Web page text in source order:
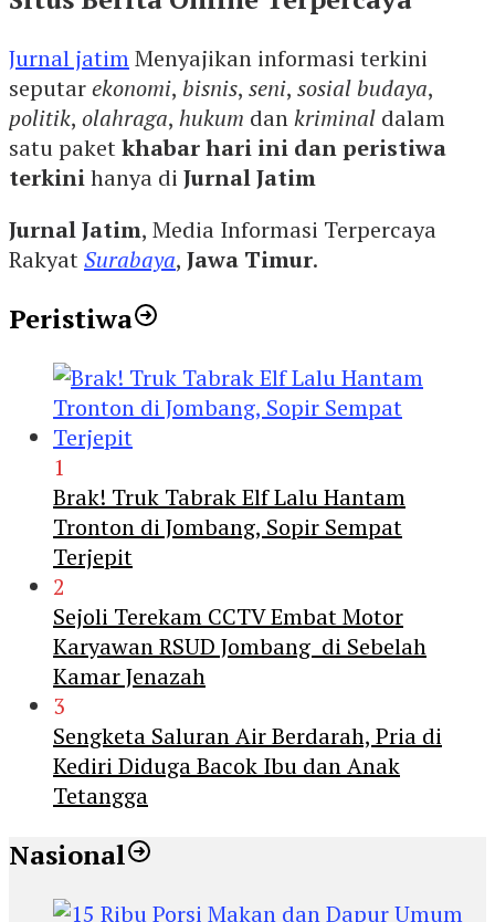
Jurnal jatimMenyajikan informasi terkini
seputarekonomi, bisnis, seni, sosial budaya,
politik, olahraga, hukum dankriminal dalam
satu paketkhabar hari ini dan peristiwa
terkinihanya di Jurnal Jatim
Jurnal Jatim, Media Informasi Terpercaya
RakyatSurabaya, Jawa Timur.
Peristiwa
1
Brak! Truk Tabrak Elf Lalu Hantam
Tronton di Jombang, Sopir Sempat
Terjepit
2
Sejoli Terekam CCTV Embat Motor
Karyawan RSUD Jombang di Sebelah
Kamar Jenazah
3
Sengketa Saluran Air Berdarah, Pria di
Kediri Diduga Bacok Ibu dan Anak
Tetangga
Nasional